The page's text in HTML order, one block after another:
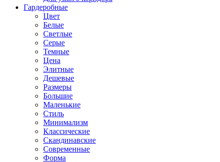
Гардеробные
Цвет
Белые
Светлые
Серые
Темные
Цена
Элитные
Дешевые
Размеры
Большие
Маленькие
Стиль
Минимализм
Классические
Скандинавские
Современные
Форма